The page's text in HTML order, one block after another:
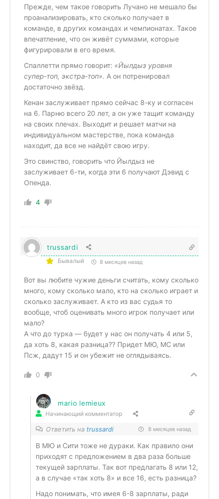
Прежде, чем такое говорить Лучано не мешало бы
проанализировать, кто сколько получает в
команде, в других командах и чемпионатах. Такое
впечатление, что он живёт суммами, которые
фигурировали в его время.
Спаллетти прямо говорит: «Йылдыз уровня
супер‑топ, экстра‑топ». А он потренировал
достаточно звёзд.
Кенан заслуживает прямо сейчас 8-ку и согласен
на 6. Парню всего 20 лет, а он уже тащит команду
на своих плечах. Выходит и решает матчи на
индивидуальном мастерстве, пока команда
находит, да все не найдёт свою игру.
Это свинство, говорить что Йылдыз не
заслуживает 6-ти, когда эти 6 получают Дэвид с
Опенда.
4
trussardi
Бывалый 8 месяцев назад
Вот вы любите чужие деньги считать, кому сколько
много, кому сколько мало, кто на сколько играет и
сколько заслуживает. А кто из вас судья то
вообще, чтоб оценивать много игрок получает или
мало?
А что до турка — будет у нас он получать 4 или 5,
да хоть 8, какая разница?? Придет МЮ, МС или
Псж, дадут 15 и он убежит не оглядываясь.
0
mario lemieux
Начинающий комментатор
Ответить на trussardi 8 месяцев назад
В МЮ и Сити тоже не дураки. Как правило они
приходят с предложением в два раза больше
текущей зарплаты. Так вот предлагать 8 или 12,
а в случае «так хоть 8» и все 16, есть разница?
Надо понимать, что имея 6-8 зарплаты, ради